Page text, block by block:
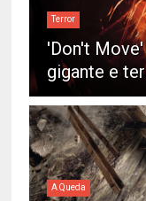
Terror
'Don't
gigante e
A Queda